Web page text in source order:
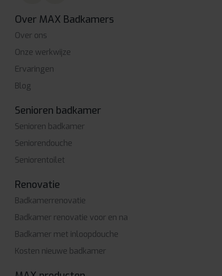
Over MAX Badkamers
Over ons
Onze werkwijze
Ervaringen
Blog
Senioren badkamer
Senioren badkamer
Seniorendouche
Seniorentoilet
Renovatie
Badkamerrenovatie
Badkamer renovatie voor en na
Badkamer met inloopdouche
Kosten nieuwe badkamer